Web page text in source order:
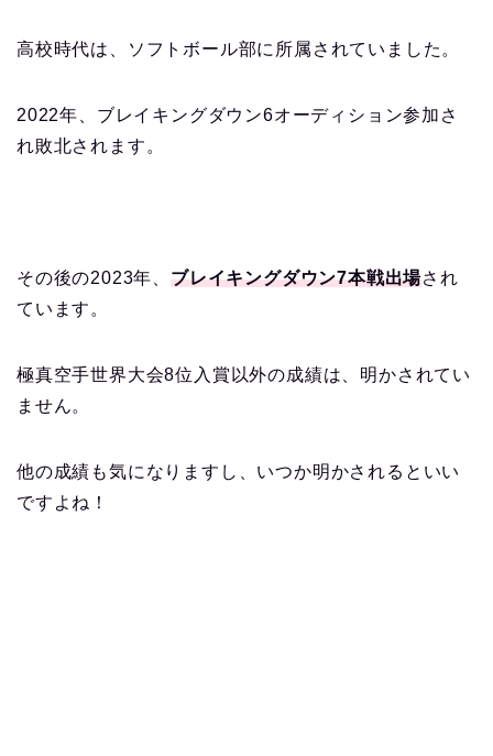
高校時代は、ソフトボール部に所属されていました。
2022年、ブレイキングダウン6オーディション参加さ
れ敗北されます。
その後の2023年、 ブレイキングダウン7本戦出場され
ています。
極真空手世界大会8位入賞以外の成績は、明かされてい
ません。
他の成績も気になりますし、いつか明かされるといい
ですよね！